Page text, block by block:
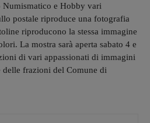
e Hobby vari
postale riproduce una fotografia
riproducono la stessa immagine
La mostra sarà aperta sabato 4 e
di vari appassionati di immagini
delle frazioni del Comune di